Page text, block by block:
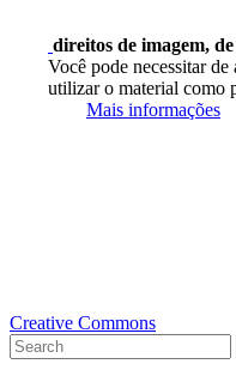
direitos de imagem,
Você pode necessitar
utilizar o material como
Mais informações
Creative Commons